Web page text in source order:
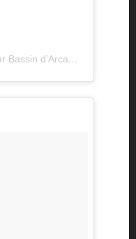
Une publication partagée par Bassin d’Arcachon (@bassindarcachon)